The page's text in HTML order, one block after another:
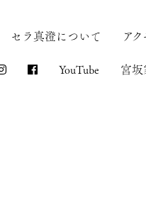
セラ真澄について アク
YouTube 宮坂